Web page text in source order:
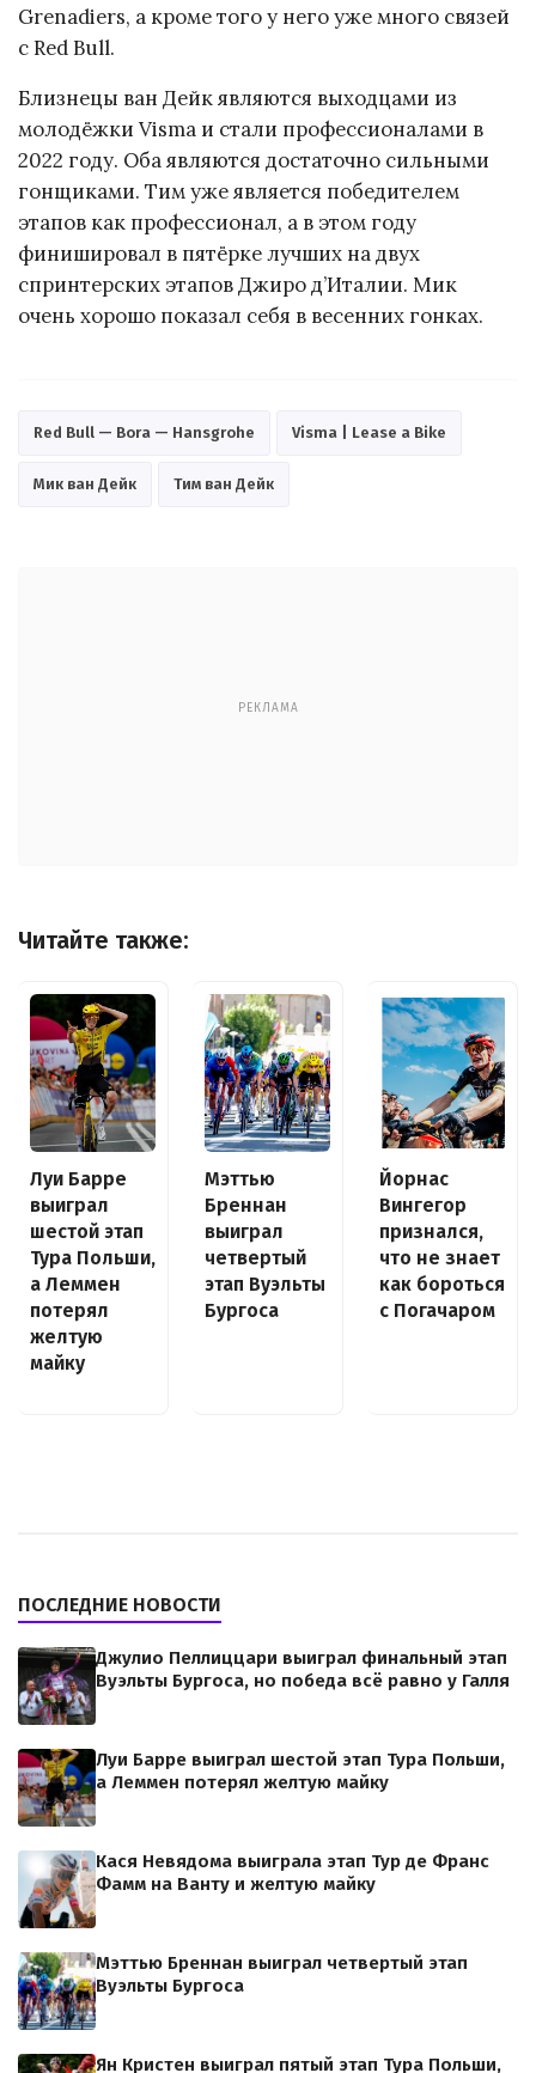
Grenadiers, а кроме того у него уже много связей
с Red Bull.
Близнецы ван Дейк являются выходцами из
молодёжки Visma и стали профессионалами в
2022 году. Оба являются достаточно сильными
гонщиками. Тим уже является победителем
этапов как профессионал, а в этом году
финишировал в пятёрке лучших на двух
спринтерских этапов Джиро д’Италии. Мик
очень хорошо показал себя в весенних гонках.
Red Bull — Bora — Hansgrohe Visma | Lease a Bike
Мик ван Дейк Тим ван Дейк
РЕКЛАМА
Читайте также:
Луи Барре
выиграл
шестой этап
Тура Польши,
а Леммен
потерял
желтую
майку
Мэттью
Бреннан
выиграл
четвертый
этап Вуэльты
Бургоса
Йорнас
Вингегор
признался,
что не знает
как бороться
с Погачаром
ПОСЛЕДНИЕ НОВОСТИ
Джулио Пеллиццари выиграл финальный этап
Вуэльты Бургоса, но победа всё равно у Галля
Луи Барре выиграл шестой этап Тура Польши,
а Леммен потерял желтую майку
Кася Невядома выиграла этап Тур де Франс
Фамм на Ванту и желтую майку
Мэттью Бреннан выиграл четвертый этап
Вуэльты Бургоса
Ян Кристен выиграл пятый этап Тура Польши,